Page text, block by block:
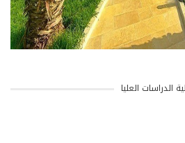
الدراسات العليا